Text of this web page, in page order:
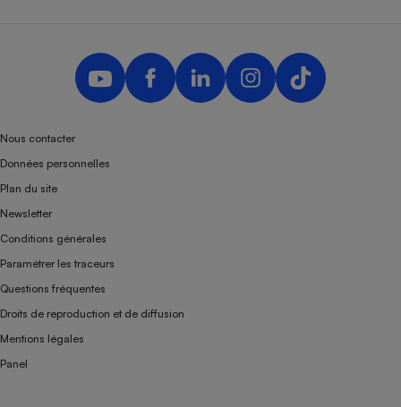
Nous contacter
Données personnelles
Plan du site
Newsletter
Conditions générales
Paramétrer les traceurs
Questions fréquentes
Droits de reproduction et de diffusion
Mentions légales
Panel